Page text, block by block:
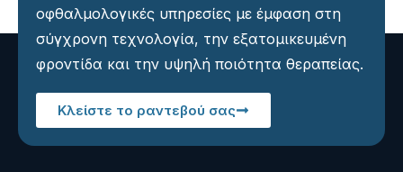
οφθαλμολογικές υπηρεσίες με έμφαση στη
σύγχρονη τεχνολογία, την εξατομικευμένη
φροντίδα και την υψηλή ποιότητα θεραπείας.
Κλείστε το ραντεβού σας